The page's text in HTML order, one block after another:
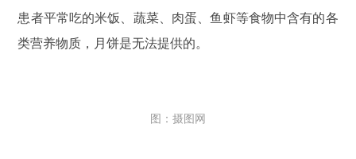
患者平常吃的米饭、蔬菜、肉蛋、鱼虾等食物中含有的各
类营养物质，月饼是无法提供的。
图：摄图网